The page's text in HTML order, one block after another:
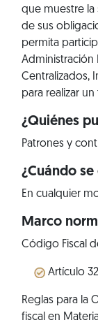
que muestre
de sus
permita
Administración
Centralizados,
para realizar
¿Quiénes
Patrones y
¿Cuándo
En cualquier
Marco
Código Fiscal
Artículo
Reglas para la
fiscal en